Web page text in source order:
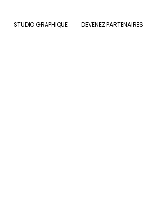
STUDIO GRAPHIQUE DEVENEZ PARTENAIRES